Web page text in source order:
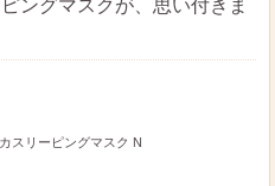
ングマスクが、思い付きま
スリーピングマスク N